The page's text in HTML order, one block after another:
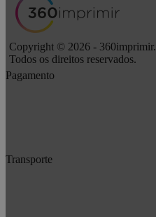
Copyright © 2026 - 360imprimir.
Todos os direitos reservados.
Pagamento
Transporte